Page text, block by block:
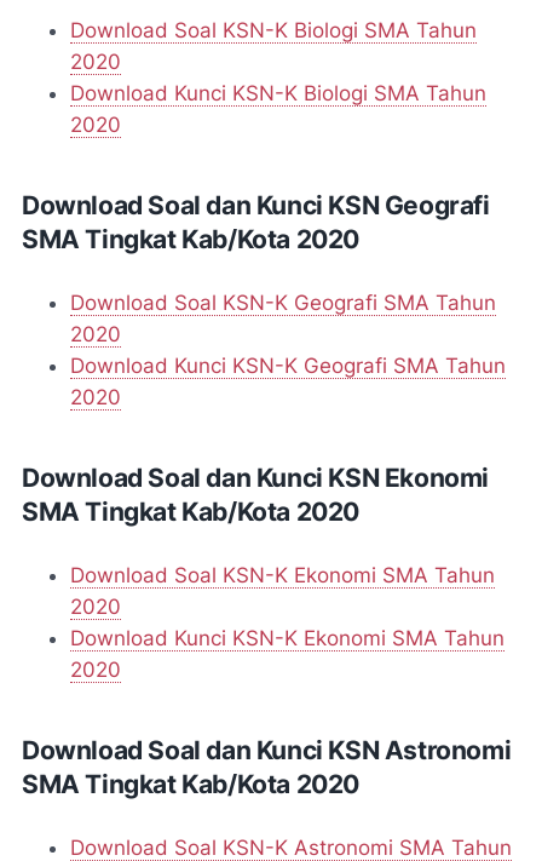
Download Soal KSN-K Biologi SMA Tahun
2020
Download Kunci KSN-K Biologi SMA Tahun
2020
Download Soal dan Kunci KSN Geografi
SMA Tingkat Kab/Kota 2020
Download Soal KSN-K Geografi SMA Tahun
2020
Download Kunci KSN-K Geografi SMA Tahun
2020
Download Soal dan Kunci KSN Ekonomi
SMA Tingkat Kab/Kota 2020
Download Soal KSN-K Ekonomi SMA Tahun
2020
Download Kunci KSN-K Ekonomi SMA Tahun
2020
Download Soal dan Kunci KSN Astronomi
SMA Tingkat Kab/Kota 2020
Download Soal KSN-K Astronomi SMA Tahun